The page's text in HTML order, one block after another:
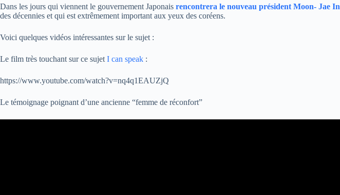
Dans les jours qui viennent le gouvernement Japonais rencontrera le nouveau président Moon- Jae In
des décennies et qui est extrêmement important aux yeux des coréens.
Voici quelques vidéos intéressantes sur le sujet :
Le film très touchant sur ce sujet I can speak :
https://www.youtube.com/watch?v=nq4q1EAUZjQ
Le témoignage poignant d’une ancienne “femme de réconfort”